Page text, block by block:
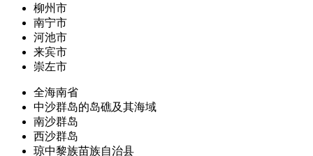
柳州市
南宁市
河池市
来宾市
崇左市
全海南省
中沙群岛的岛礁及其海域
南沙群岛
西沙群岛
琼中黎族苗族自治县